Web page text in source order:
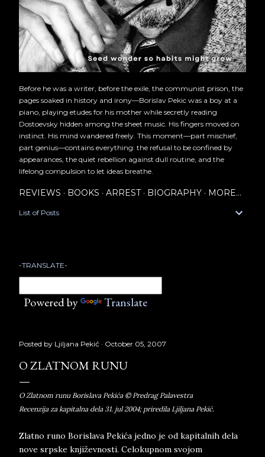
Before he was a writer, before the exile, the communist prison, the
pages soaked in history and irony—Borislav Pekic was a boy at a
piano, playing etudes for his mother while secretly reading
Dostoevsky hidden among the sheet music. His fingers moved on
instinct. His mind wandered freely. This moment—part mischief,
part genius—contains everything: the refusal to be confined by
appearances, the quiet rebellion against dull routine, and the
lifelong compulsion to let ideas breathe.
REVIEWS BOOKS ARREST BIOGRAPHY MORE…
List of Posts
-TRANSLATE-
Powered by Translate
Posted by Ljiljana Pekić October 05, 2007
O ZLATNOM RUNU
O Zlatnom runu Borislava Pekića © Predrag Palavestra
Recenzija za kapitalna dela 31. jul 2004; priredila Ljiljana Pekić.
Zlatno runo Borislava Pekića jedno je od kapitalnih dela
nove srpske književnosti. Celokupnom svojom